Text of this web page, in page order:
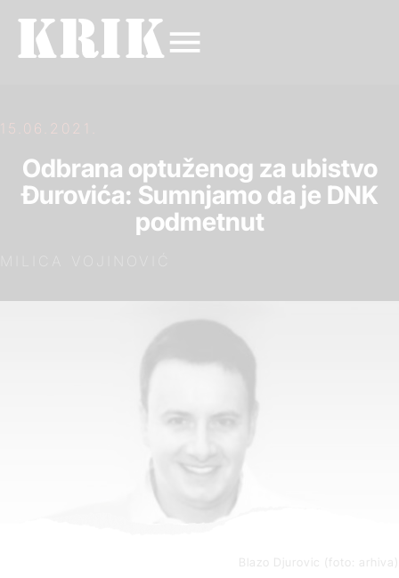
15.06.2021.
Odbrana optuženog za ubistvo
Đurovića: Sumnjamo da je DNK
podmetnut
Blazo Djurovic (foto: arhiva)